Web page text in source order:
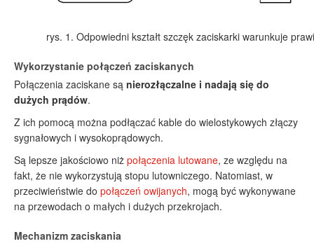
rys. 1. Odpowiedni kształt szczęk zaciskarki warunkuje
Wykorzystanie połączeń zaciskanych
Połączenia zaciskane są nierozłączalne i nadają się do
dużych prądów.
Z ich pomocą można podłączać kable do wielostykowych złączy
sygnałowych i wysokoprądowych.
Są lepsze jakościowo niż połączenia lutowane, ze względu na
fakt, że nie wykorzystują stopu lutowniczego. Natomiast, w
przeciwieństwie do połączeń owijanych, mogą być wykonywane
na przewodach o małych i dużych przekrojach.
Mechanizm zaciskania